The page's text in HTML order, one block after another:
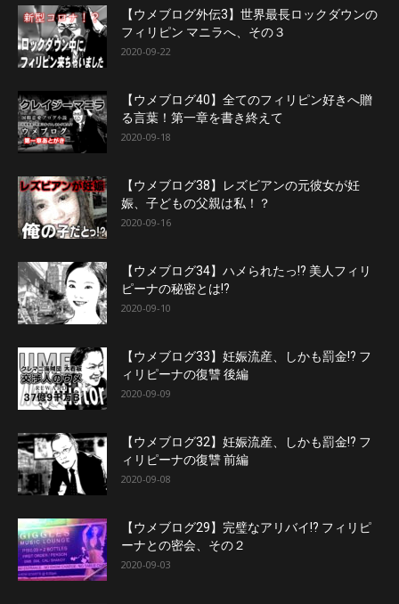
【ウメブログ外伝3】世界最長ロックダウンの
フィリピン マニラへ、その３
2020-09-22
【ウメブログ40】全てのフィリピン好きへ贈
る言葉！第一章を書き終えて
2020-09-18
【ウメブログ38】レズビアンの元彼女が妊
娠、子どもの父親は私！？
2020-09-16
【ウメブログ34】ハメられたっ!? 美人フィリ
ピーナの秘密とは!?
2020-09-10
【ウメブログ33】妊娠流産、しかも罰金!? フ
ィリピーナの復讐 後編
2020-09-09
【ウメブログ32】妊娠流産、しかも罰金!? フ
ィリピーナの復讐 前編
2020-09-08
【ウメブログ29】完璧なアリバイ!? フィリピ
ーナとの密会、その２
2020-09-03